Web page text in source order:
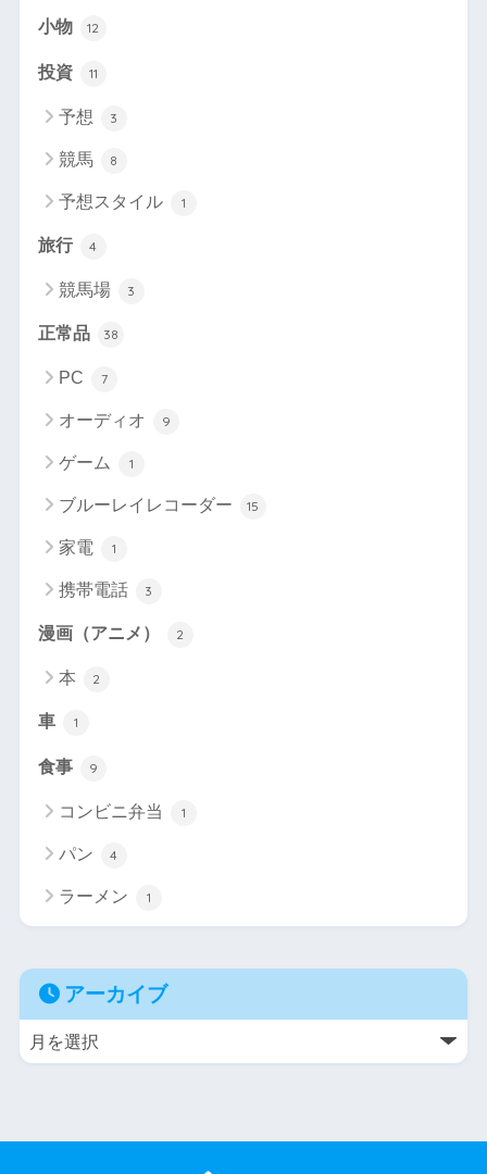
小物 12
投資 11
予想 3
競馬 8
予想スタイル 1
旅行 4
競馬場 3
正常品 38
PC 7
オーディオ 9
ゲーム 1
ブルーレイレコーダー 15
家電 1
携帯電話 3
漫画（アニメ） 2
本 2
車 1
食事 9
コンビニ弁当 1
パン 4
ラーメン 1
アーカイブ